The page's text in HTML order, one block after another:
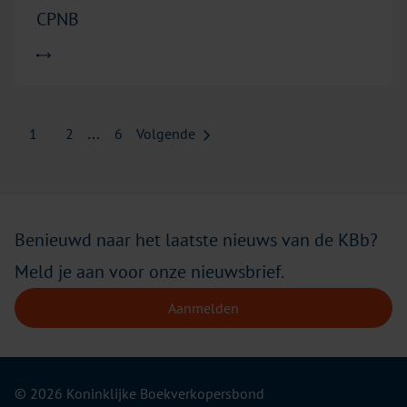
CPNB
1 2 … 6 Volgende
Benieuwd naar het laatste nieuws van de KBb?
Meld je aan voor onze nieuwsbrief.
Aanmelden
© 2026 Koninklijke Boekverkopersbond